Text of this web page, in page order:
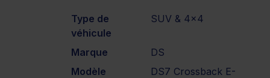
Type de
véhicule
SUV & 4x4
Marque
DS
Modèle
DS7 Crossback E-